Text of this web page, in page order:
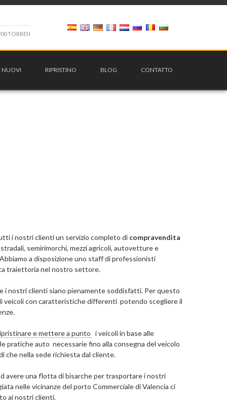
00TORREN
NUOVI RIPRISTINO BLOG CONTATTO
i nostri clienti un servizio completo di compravendita
semirimorchi, mezzi agricoli, autovetture e
a disposizione uno staff di professionisti
traiettoria nel nostro settore.
i nostri clienti siano pienamente soddisfatti. Per questo
veicoli con caratteristiche differenti potendo scegliere il
e mettere a punto i veicoli in base alle
pratiche auto necessarie fino alla consegna del veicolo
che nella sede richiesta dal cliente.
avere una flotta di bisarche per trasportare i nostri
nelle vicinanze del porto Commerciale di Valencia ci
ai nostri clienti.